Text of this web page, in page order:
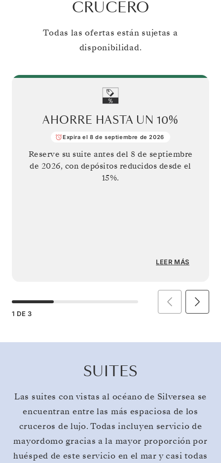
CRUCERO
Todas las ofertas están sujetas a
disponibilidad.
AHORRE HASTA UN 10%
Expira el 8 de septiembre de 2026
Reserve su suite antes del 8 de septiembre
de 2026, con depósitos reducidos desde el
15%.
LEER MÁS
1 DE 3
SUITES
Las suites con vistas al océano de Silversea se
encuentran entre las más espaciosa de los
cruceros de lujo. Todas incluyen servicio de
mayordomo gracias a la mayor proporción por
huésped de este servicio en el mar y casi todas